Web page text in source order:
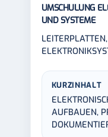
UMSCHULUNG
UND SYSTEME
KURZINHALT
AUFBAUEN,